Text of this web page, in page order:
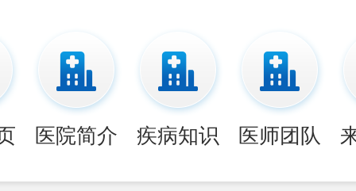
医院简介 疾病知识 医师团队